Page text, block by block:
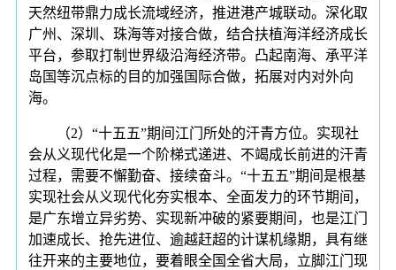
天然纽带鼎力成长流域经济，推进港产城联动。深化取
广州、深圳、珠海等对接合做，结合扶植海洋经济成长
平台，参取打制世界级沿海经济带。凸起南海、承平洋
岛国等沉点标的目的加强国际合做，拓展对内对外向
海。
（2）“十五五”期间江门所处的汗青方位。实现社
会从义现代化是一个阶梯式递进、不竭成长前进的汗青
过程，需要不懈勤奋、接续奋斗。“十五五”期间是根基
实现社会从义现代化夯实根本、全面发力的环节期间，
是广东增立异劣势、实现新冲破的紧要期间，也是江门
加速成长、抢先进位、逾越赶超的计谋机缘期，具有继
往开来的主要地位，要着眼全国全省大局，立脚江门现